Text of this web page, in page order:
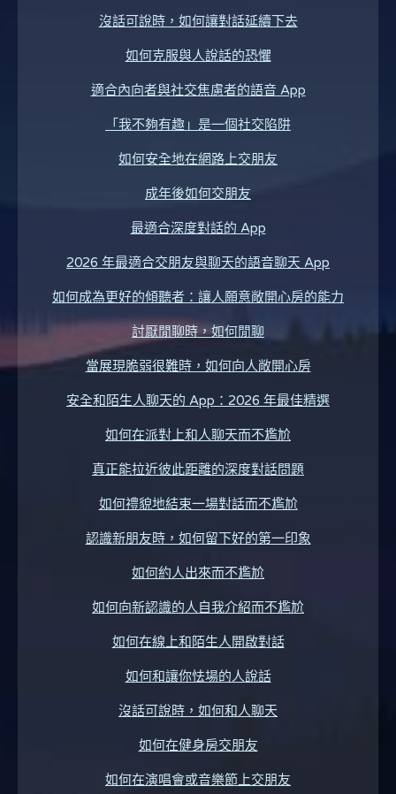
沒話可說時，如何讓對話延續下去
如何克服與人說話的恐懼
適合內向者與社交焦慮者的語音 App
「我不夠有趣」是一個社交陷阱
如何安全地在網路上交朋友
成年後如何交朋友
最適合深度對話的 App
2026 年最適合交朋友與聊天的語音聊天 App
如何成為更好的傾聽者：讓人願意敞開心房的能力
討厭閒聊時，如何閒聊
當展現脆弱很難時，如何向人敞開心房
安全和陌生人聊天的 App：2026 年最佳精選
如何在派對上和人聊天而不尷尬
真正能拉近彼此距離的深度對話問題
如何禮貌地結束一場對話而不尷尬
認識新朋友時，如何留下好的第一印象
如何約人出來而不尷尬
如何向新認識的人自我介紹而不尷尬
如何在線上和陌生人開啟對話
如何和讓你怯場的人說話
沒話可說時，如何和人聊天
如何在健身房交朋友
如何在演唱會或音樂節上交朋友